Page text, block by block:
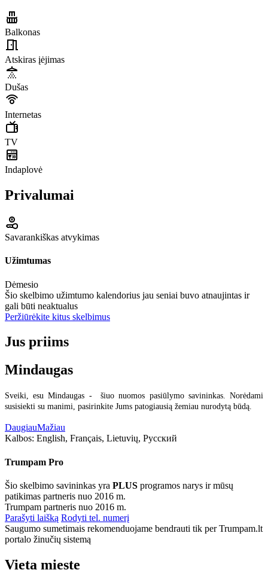
Balkonas
Atskiras įėjimas
Dušas
Internetas
TV
Indaplovė
Privalumai
Savarankiškas atvykimas
Užimtumas
Dėmesio
Šio skelbimo užimtumo kalendorius jau seniai buvo atnaujintas ir
gali būti neaktualus
Peržiūrėkite kitus skelbimus
Jus priims
Mindaugas
Sveiki, esu Mindaugas - šiuo nuomos pasiūlymo savininkas. Norėdami
susisiekti su manimi, pasirinkite Jums patogiausią žemiau nurodytą būdą.
DaugiauMažiau
Kalbos: English, Français, Lietuvių, Русский
Trumpam Pro
Šio skelbimo savininkas yra PLUS programos narys ir mūsų
patikimas partneris nuo 2016 m.
Trumpam partneris nuo 2016 m.
Parašyti laišką Rodyti tel. numerį
Saugumo sumetimais rekomenduojame bendrauti tik per Trumpam.lt
portalo žinučių sistemą
Vieta mieste